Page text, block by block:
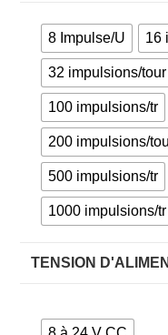
8 Impulse/U 16
32 impulsions/tour
100 impulsions/tr
200 impulsions/
500 impulsions/tr
1000 impulsions/tr
TENSION